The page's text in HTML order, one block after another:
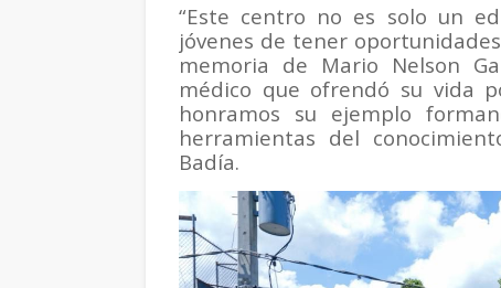
“Este centro no es solo un
jóvenes de tener
memoria de Mario Nelson
médico que ofrendó su vida
honramos su ejemplo
herramientas del
Badía.